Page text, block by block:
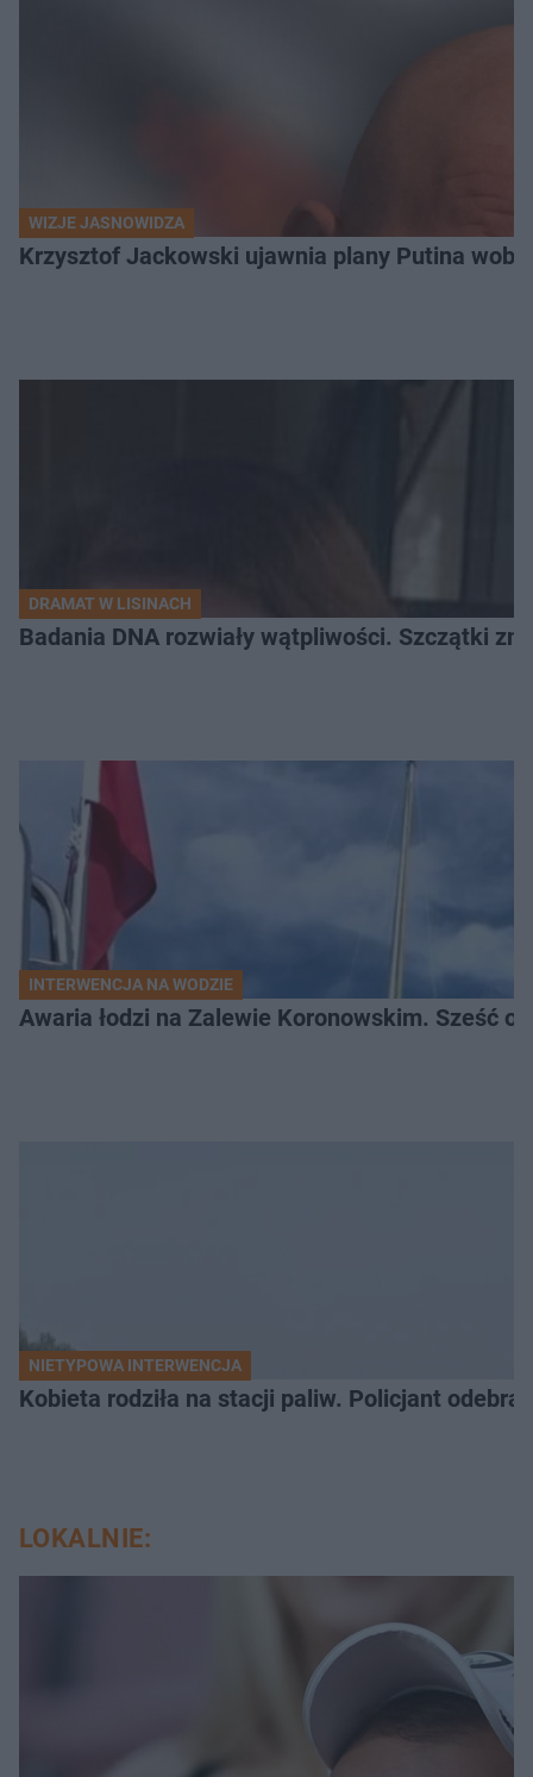
WIZJE JASNOWIDZA
Krzysztof Jackowski ujawnia plany Putina
DRAMAT W LISINACH
Badania DNA rozwiały wątpliwości. Szczątki
INTERWENCJA NA WODZIE
Awaria łodzi na Zalewie Koronowskim. Sześć
NIETYPOWA INTERWENCJA
Kobieta rodziła na stacji paliw. Policjant
LOKALNIE: